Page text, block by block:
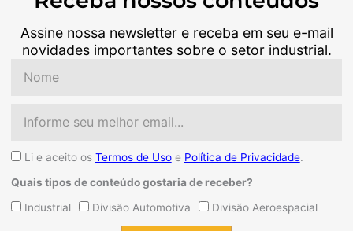
Assine nossa newsletter e receba em seu e-mail
novidades importantes sobre o setor industrial.
AceiteLi e aceito os Termos de Usoe Política de Privacidade.
Quais tipos de conteúdo gostaria de receber?
QuaisIndustrial Divisão Automotiva Divisão Aeroespacial